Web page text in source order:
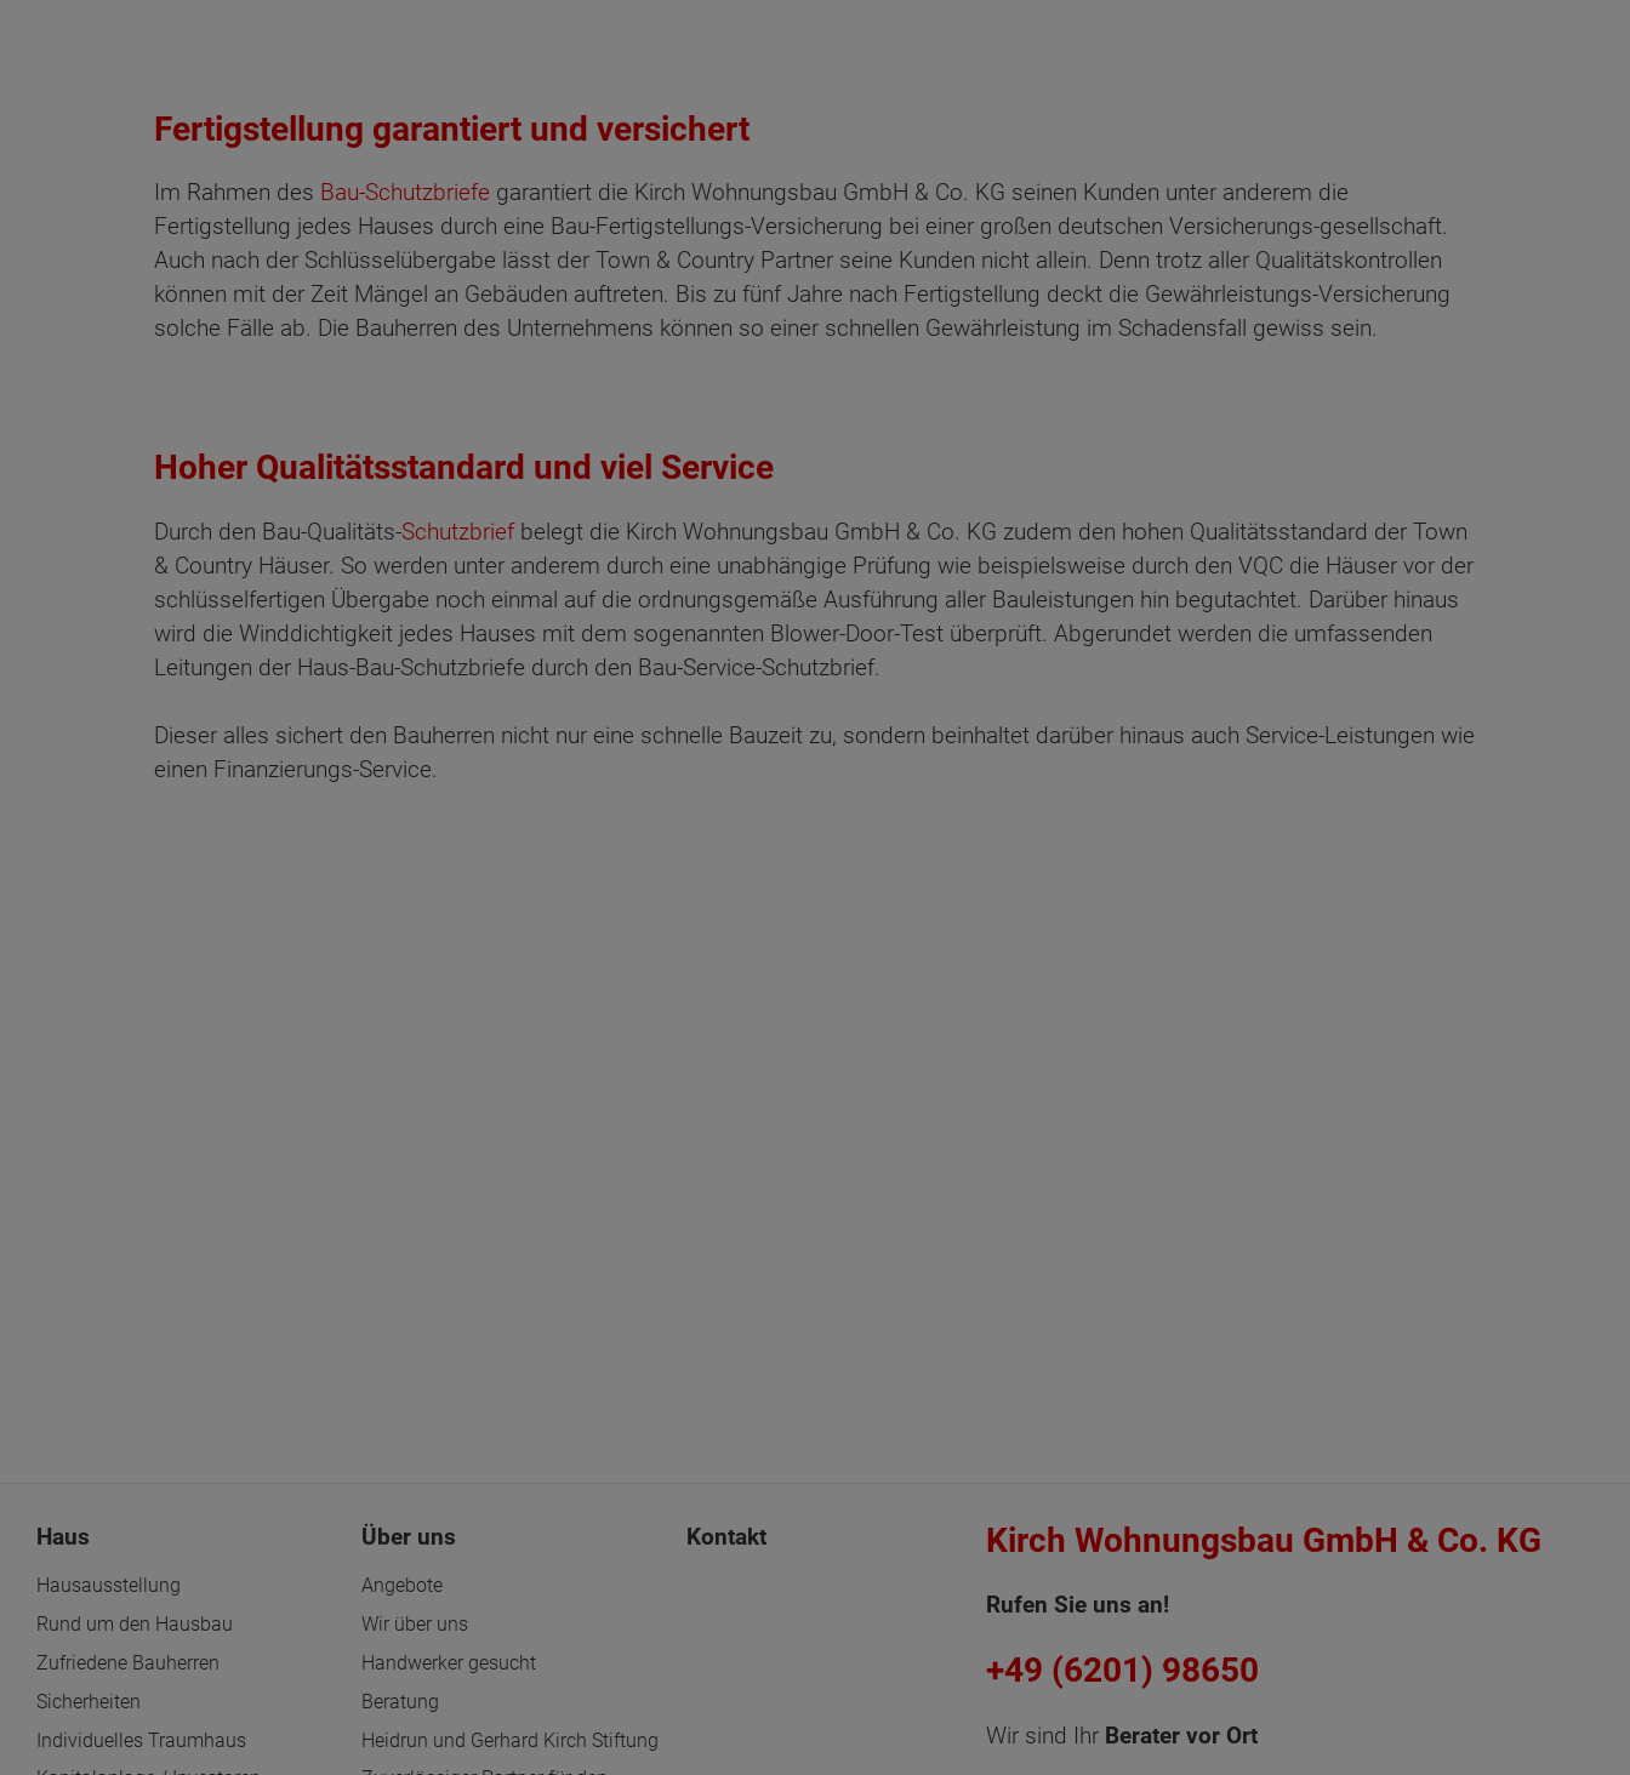
Fertigstellung garantiert und versichert
Im Rahmen des Bau-Schutzbriefe garantiert die Kirch Wohnungsbau GmbH & Co. KG seinen Kunden unter anderem die
Fertigstellung jedes Hauses durch eine Bau-Fertigstellungs-Versicherung bei einer großen deutschen Versicherungs-gesellschaft.
Auch nach der Schlüsselübergabe lässt der Town & Country Partner seine Kunden nicht allein. Denn trotz aller Qualitätskontrollen
können mit der Zeit Mängel an Gebäuden auftreten. Bis zu fünf Jahre nach Fertigstellung deckt die Gewährleistungs-Versicherung
solche Fälle ab. Die Bauherren des Unternehmens können so einer schnellen Gewährleistung im Schadensfall gewiss sein.
Hoher Qualitätsstandard und viel Service
Durch den Bau-Qualitäts-Schutzbriefbelegt die Kirch Wohnungsbau GmbH & Co. KG zudem den hohen Qualitätsstandard der Town
& Country Häuser. So werden unter anderem durch eine unabhängige Prüfung wie beispielsweise durch den VQC die Häuser vor der
schlüsselfertigen Übergabe noch einmal auf die ordnungsgemäße Ausführung aller Bauleistungen hin begutachtet. Darüber hinaus
wird die Winddichtigkeit jedes Hauses mit dem sogenannten Blower-Door-Test überprüft. Abgerundet werden die umfassenden
Leitungen der Haus-Bau-Schutzbriefe durch den Bau-Service-Schutzbrief.
Dieser alles sichert den Bauherren nicht nur eine schnelle Bauzeit zu, sondern beinhaltet darüber hinaus auch Service-Leistungen wie
einen Finanzierungs-Service.
Haus
Hausausstellung
Rund um den Hausbau
Zufriedene Bauherren
Sicherheiten
Individuelles Traumhaus
Über uns
Angebote
Wir über uns
Handwerker gesucht
Beratung
Heidrun und Gerhard Kirch Stiftung
Kontakt Kirch Wohnungsbau GmbH & Co. KG
Rufen Sie uns an!
+49 (6201) 98650
Wir sind Ihr Berater vor Ort
Wonach möchten Sie suchen?